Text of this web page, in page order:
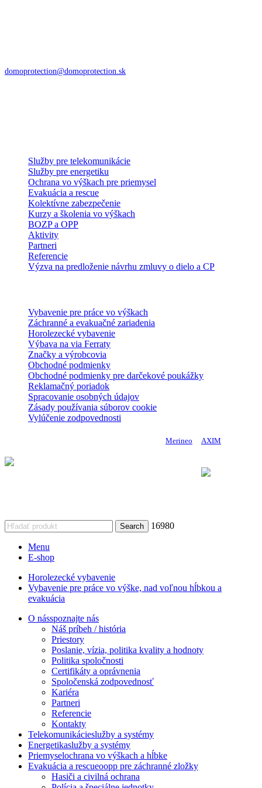
domoprotection@domoprotection.sk
Služby pre telekomunikácie
Služby pre energetiku
Ochrana vo výškach pre priemysel
Evakuácia a rescue
Kolektívne zabezpečenie
Kurzy a školenia vo výškach
BOZP a OPP
Aktivity
Partneri
Referencie
Výzva na predloženie návrhu zmluvy o dielo a CP
Vybavenie pre práce vo výškach
Záchranné a evakuačné zariadenia
Horolezecké vybavenie
Výbava na via Ferraty
Značky a výrobcovia
Obchodné podmienky
Obchodné podmienky pre darčekové poukážky
Reklamačný poriadok
Spracovanie osobných údajov
Zásady používania súborov cookie
Vylúčenie zodpovednosti
Merineo AXIM
Search 16980
Menu
E-shop
Horolezecké vybavenie
Vybavenie pre práce vo výške, nad voľnou hĺbkou a
evakuácia
O násspoznajte nás
Náš príbeh / história
Priestory
Poslanie, vízia, politika kvality a hodnoty
Politika spoločnosti
Certifikáty a oprávnenia
Spoločenská zodpovednosť
Kariéra
Partneri
Referencie
Kontakty
Telekomunikácieslužby a systémy
Energetikaslužby a systémy
Priemyselochrana vo výškach a hĺbke
Evakuácia a rescueoopp pre záchranné zložky
Hasiči a civilná ochrana